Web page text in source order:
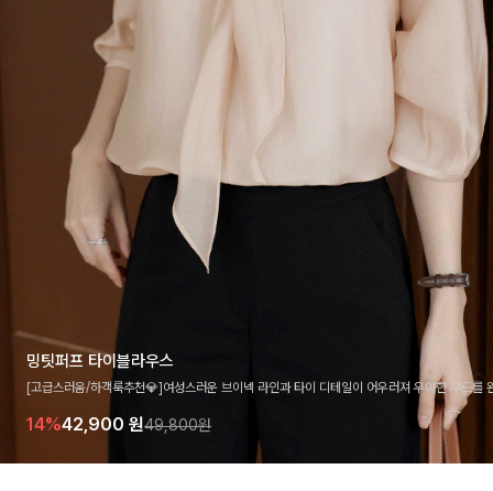
밍팃퍼프 타이블라우스
[고급스러움/하객룩추천💎]여성스러운 브이넥 라인과 타이 디테일이 어우러져 우아한 무드를
라우스 🤍 여유로운 7부 소매로 편안하게 착용되며 데일리룩부터 출근룩, 하객룩까지 세련된
기 좋은 아이템이에요
14%42,900 원49,800원